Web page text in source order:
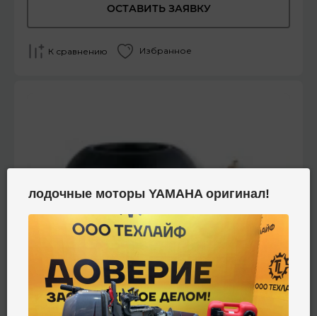
ОСТАВИТЬ ЗАЯВКУ
К сравнению Избранное
лодочные моторы YAMAHA оригинал!